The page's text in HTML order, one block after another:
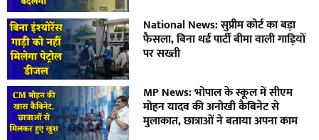
National News: सुप्रीम कोर्ट का बड़ा
फैसला, बिना थर्ड पार्टी बीमा वाली गाड़ियों
पर सख्ती
MP News: भोपाल के स्कूल में सीएम
मोहन यादव की अनोखी कैबिनेट से
मुलाकात, छात्राओं ने बताया अपना काम